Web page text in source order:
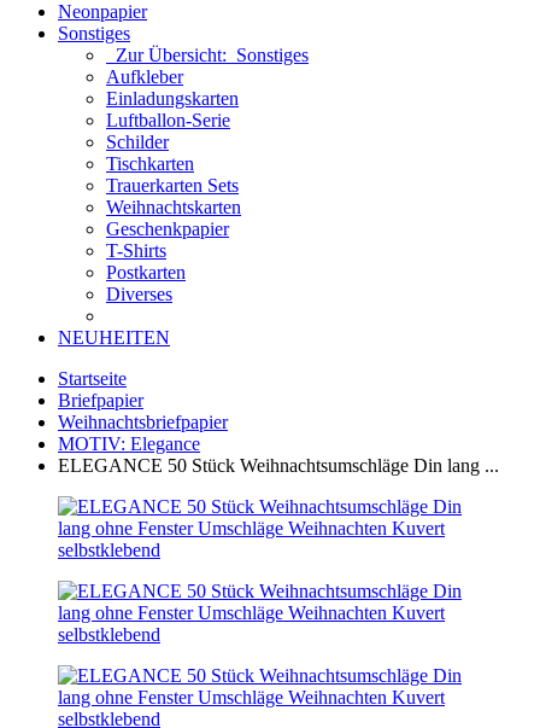
Neonpapier
Sonstiges
Zur Übersicht: Sonstiges
Aufkleber
Einladungskarten
Luftballon-Serie
Schilder
Tischkarten
Trauerkarten Sets
Weihnachtskarten
Geschenkpapier
T-Shirts
Postkarten
Diverses
NEUHEITEN
Startseite
Briefpapier
Weihnachtsbriefpapier
MOTIV: Elegance
ELEGANCE 50 Stück Weihnachtsumschläge Din lang ...